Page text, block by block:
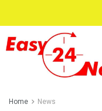
Home News